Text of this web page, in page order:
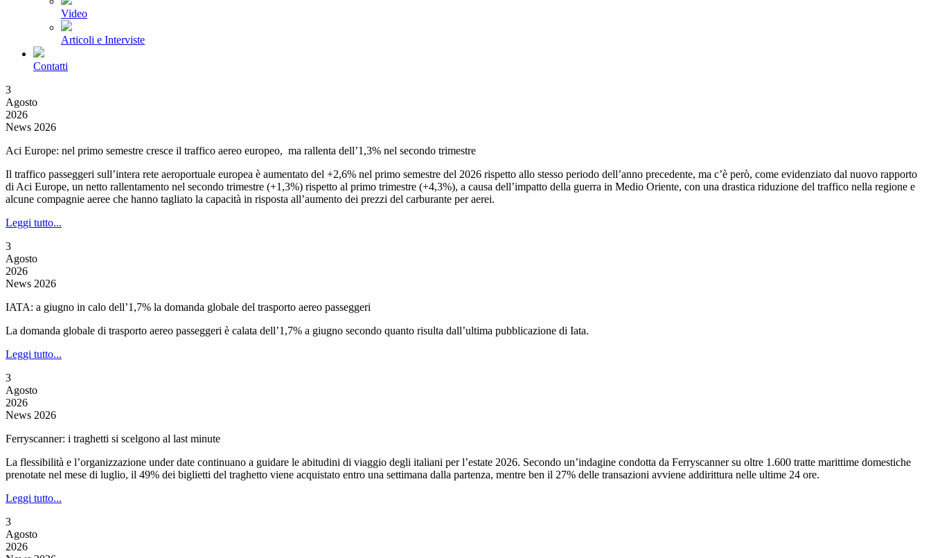
Video
Articoli e Interviste
Contatti
3
Agosto
2026
News 2026
Aci Europe: nel primo semestre cresce il traffico aereo europeo, ma rallenta dell’1,3% nel secondo trimestre
Il traffico passeggeri sull’intera rete aeroportuale europea è aumentato del +2,6% nel primo semestre del 2026 rispetto allo stesso periodo dell’anno precedente, ma c’è però, come evidenziato dal nuovo rapporto
di Aci Europe, un netto rallentamento nel secondo trimestre (+1,3%) rispetto al primo trimestre (+4,3%), a causa dell’impatto della guerra in Medio Oriente, con una drastica riduzione del traffico nella regione e
alcune compagnie aeree che hanno tagliato la capacità in risposta all’aumento dei prezzi del carburante per aerei.
Leggi tutto...
3
Agosto
2026
News 2026
IATA: a giugno in calo dell’1,7% la domanda globale del trasporto aereo passeggeri
La domanda globale di trasporto aereo passeggeri è calata dell’1,7% a giugno secondo quanto risulta dall’ultima pubblicazione di Iata.
Leggi tutto...
3
Agosto
2026
News 2026
Ferryscanner: i traghetti si scelgono al last minute
La flessibilità e l’organizzazione under date continuano a guidare le abitudini di viaggio degli italiani per l’estate 2026. Secondo un’indagine condotta da Ferryscanner su oltre 1.600 tratte marittime domestiche
prenotate nel mese di luglio, il 49% dei biglietti del traghetto viene acquistato entro una settimana dalla partenza, mentre ben il 27% delle transazioni avviene addirittura nelle ultime 24 ore.
Leggi tutto...
3
Agosto
2026